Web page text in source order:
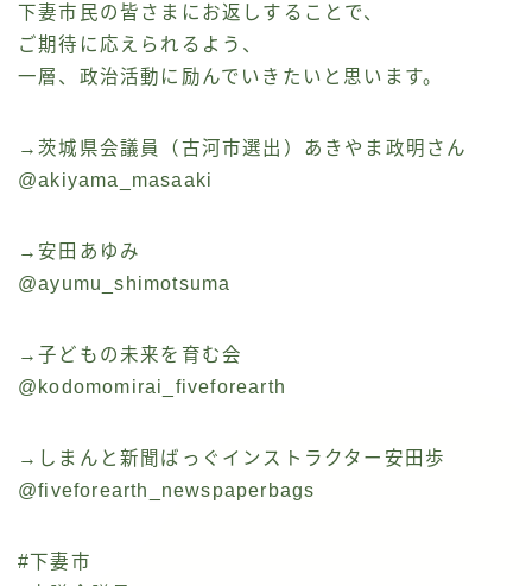
下妻市民の皆さまにお返しすることで、
ご期待に応えられるよう、
一層、政治活動に励んでいきたいと思います。
→茨城県会議員（古河市選出）あきやま政明さん
@akiyama_masaaki
→安田あゆみ
@ayumu_shimotsuma
→子どもの未来を育む会
@kodomomirai_fiveforearth
→しまんと新聞ばっぐインストラクター安田歩
@fiveforearth_newspaperbags
#下妻市